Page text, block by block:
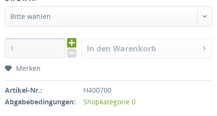
Bitte wählen
In den Warenkorb
Merken
Artikel-Nr.:
H400700
Abgabebedingungen:
Shopkategorie 0